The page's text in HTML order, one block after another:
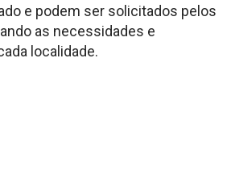
e podem ser solicitados pelos
as necessidades e
localidade.